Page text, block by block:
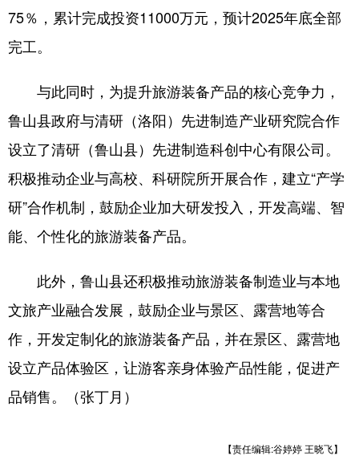
湖南 广东 广西
贵州 云南 西藏
陕西 甘肃 青海
宁夏 新疆 内蒙古
黑龙江
多语种频道
English Español Français
عربى Русский язык
日本語 한국어 Deutsch
75％，累计完成投资11000万元，预计2025年底全部
完工。
与此同时，为提升旅游装备产品的核心竞争力，
鲁山县政府与清研（洛阳）先进制造产业研究院合作
设立了清研（鲁山县）先进制造科创中心有限公司。
积极推动企业与高校、科研院所开展合作，建立“产学
研”合作机制，鼓励企业加大研发投入，开发高端、智
能、个性化的旅游装备产品。
此外，鲁山县还积极推动旅游装备制造业与本地
文旅产业融合发展，鼓励企业与景区、露营地等合
作，开发定制化的旅游装备产品，并在景区、露营地
设立产品体验区，让游客亲身体验产品性能，促进产
品销售。​（张丁月）
【责任编辑:谷婷婷 王晓飞】